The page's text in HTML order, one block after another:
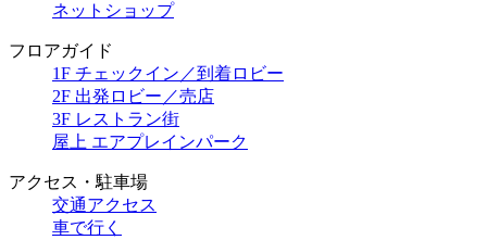
ネットショップ
フロアガイド
1F チェックイン／到着ロビー
2F 出発ロビー／売店
3F レストラン街
屋上 エアプレインパーク
アクセス・駐車場
交通アクセス
車で行く